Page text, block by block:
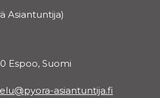
Asiantuntija)
Espoo, Suomi
asiantuntija.fi